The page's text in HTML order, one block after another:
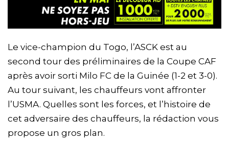
Le vice-champion du Togo, l’ASCK est au
second tour des préliminaires de la Coupe CAF
après avoir sorti Milo FC de la Guinée (1-2 et 3-0).
Au tour suivant, les chauffeurs vont affronter
l’USMA. Quelles sont les forces, et l’histoire de
cet adversaire des chauffeurs, la rédaction vous
propose un gros plan.